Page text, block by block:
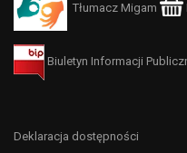
Tłumacz Migam
Biuletyn Informacji
Deklaracja dostępności